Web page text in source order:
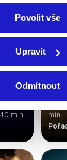
Povolit vše
Upravit
Odmítnout
min
min